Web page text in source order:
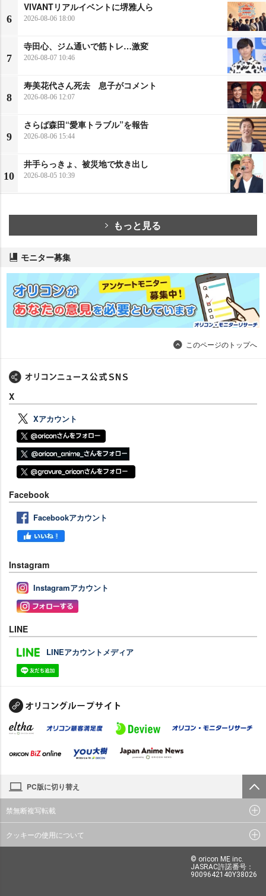
6
VIVANTリアルイベントに堺雅人ら
2026-08-06 18:00
7
寺田心、ジム通いで筋トレ…激変
2026-08-07 10:46
8
寿美花代さん死去 息子がコメント
2026-08-06 12:07
9
さらば森田“愛車トラブル”を報告
2026-08-06 15:44
10
井手らっきょ、被災地で炊き出し
2026-08-05 10:39
もっと見る
モニター募集
このページのトップへ
X
Xアカウント
Facebook
Facebookアカウント
Instagram
Instagramアカウント
LINE
LINEアカウントメディア
PC版に切り替え
禁無断複写転載
クッキーの使用について
© oricon ME inc.
JASRAC許諾番号：
9009642140Y38026